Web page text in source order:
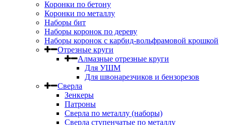
Коронки по бетону
Коронки по металлу
Наборы бит
Наборы коронок по дереву
Наборы коронок с карбид-вольфрамовой крошкой
Отрезные круги
Алмазные отрезные круги
Для УШМ
Для швонарезчиков и бензорезов
Сверла
Зенкеры
Патроны
Сверла по металлу (наборы)
Сверла ступенчатые по металлу